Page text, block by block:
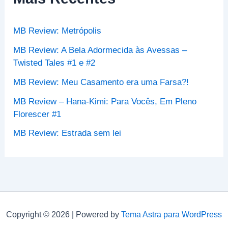
a
o
:
MB Review: Metrópolis
MB Review: A Bela Adormecida às Avessas –
Twisted Tales #1 e #2
MB Review: Meu Casamento era uma Farsa?!
MB Review – Hana-Kimi: Para Vocês, Em Pleno
Florescer #1
MB Review: Estrada sem lei
Copyright © 2026 | Powered by Tema Astra para WordPress